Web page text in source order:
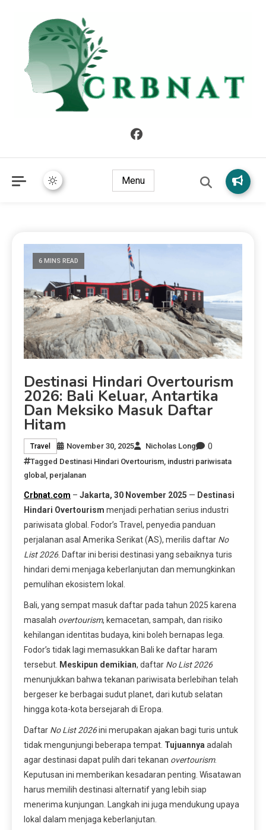
Menu
6 MINS READ
Destinasi Hindari Overtourism
2026: Bali Keluar, Antartika
Dan Meksiko Masuk Daftar
Hitam
Travel November 30, 2025 Nicholas Long 0
Tagged Destinasi Hindari Overtourism industri pariwisata
global
perjalanan
Crbnat.com – Jakarta, 30 November 2025 — Destinasi
Hindari Overtourism menjadi perhatian serius industri
pariwisata global. Fodor’s Travel, penyedia panduan
perjalanan asal Amerika Serikat (AS), merilis daftar No
List 2026. Daftar ini berisi destinasi yang sebaiknya turis
hindari demi menjaga keberlanjutan dan memungkinkan
pemulihan ekosistem lokal.
Bali, yang sempat masuk daftar pada tahun 2025 karena
masalah overtourism, kemacetan, sampah, dan risiko
kehilangan identitas budaya, kini boleh bernapas lega.
Fodor’s tidak lagi memasukkan Bali ke daftar haram
tersebut. Meskipun demikian, daftar No List 2026
menunjukkan bahwa tekanan pariwisata berlebihan telah
bergeser ke berbagai sudut planet, dari kutub selatan
hingga kota-kota bersejarah di Eropa.
Daftar No List 2026ini merupakan ajakan bagi turis untuk
tidak mengunjungi beberapa tempat. Tujuannya adalah
agar destinasi dapat pulih dari tekanan overtourism.
Keputusan ini memberikan kesadaran penting. Wisatawan
harus memilih destinasi alternatif yang lebih siap
menerima kunjungan. Langkah ini juga mendukung upaya
lokal dalam menjaga keberlanjutan.